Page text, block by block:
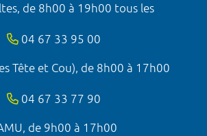
de 8h00 à 19h00 tous les
04 67 33 95 00
Tête et Cou), de 8h00 à 17h00
04 67 33 77 90
de 9h00 à 17h00